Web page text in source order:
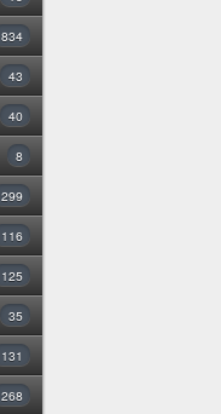
834
43
40
8
299
116
125
35
131
268